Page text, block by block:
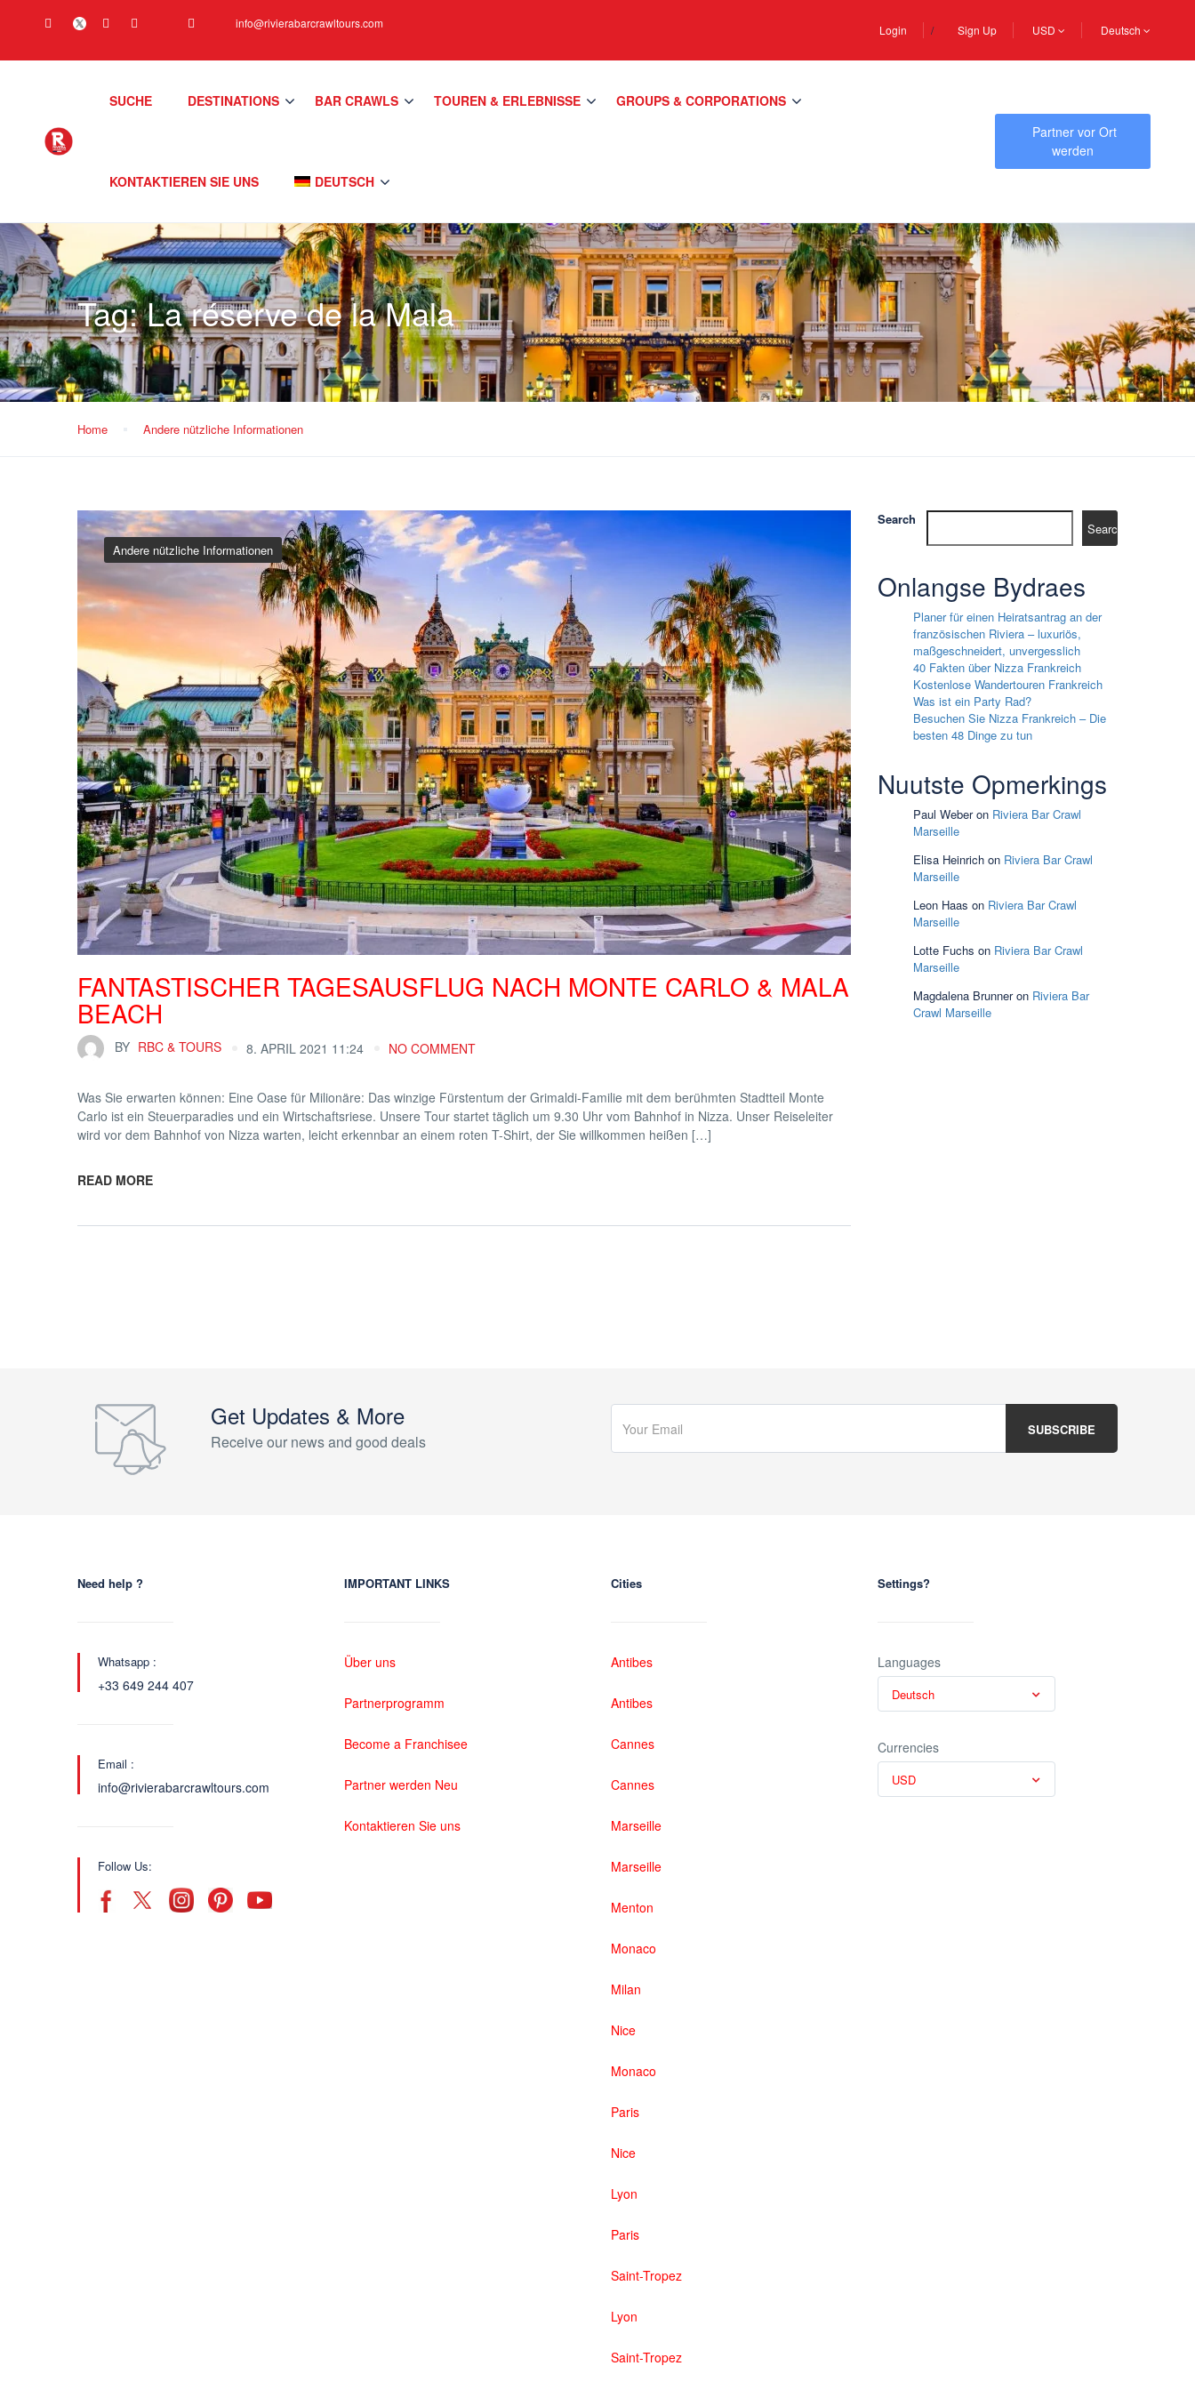
info@rivierabarcrawltours.com Login Sign Up USD Deutsch
SUCHE DESTINATIONS BAR CRAWLS TOUREN & ERLEBNISSE GROUPS & CORPORATIONS
KONTAKTIEREN SIE UNS DEUTSCH
Partner vor Ort
werden
Tag:La réserve de la Mala
Home Andere nützliche Informationen
Andere nützliche Informationen
FANTASTISCHER TAGESAUSFLUG NACH MONTE CARLO & MALA
BEACH
BY RBC & TOURS 8. APRIL 2021 11:24 NO COMMENT
Was Sie erwarten können: Eine Oase für Milionäre: Das winzige Fürstentum der Grimaldi-Familie mit dem berühmten Stadtteil Monte
Carlo ist ein Steuerparadies und ein Wirtschaftsriese. Unsere Tour startet täglich um 9.30 Uhr vom Bahnhof in Nizza. Unser Reiseleiter
wird vor dem Bahnhof von Nizza warten, leicht erkennbar an einem roten T-Shirt, der Sie willkommen heißen […]
READ MORE
Search
Search
Onlangse Bydraes
Planer für einen Heiratsantrag an der
französischen Riviera – luxuriös,
maßgeschneidert, unvergesslich
40 Fakten über Nizza Frankreich
Kostenlose Wandertouren Frankreich
Was ist ein Party Rad?
Besuchen Sie Nizza Frankreich – Die
besten 48 Dinge zu tun
Nuutste Opmerkings
Paul Weberon Riviera Bar Crawl
Marseille
Elisa Heinrich on Riviera Bar Crawl
Marseille
Leon Haas on Riviera Bar Crawl
Marseille
Lotte Fuchs on Riviera Bar Crawl
Marseille
Magdalena Brunneron Riviera Bar
Crawl Marseille
Get Updates & More
Receive our news and good deals
Need help ?
Whatsapp :
+33 649 244 407
Email :
info@rivierabarcrawltours.com
Follow Us:
IMPORTANT LINKS
Über uns
Partnerprogramm
Become a Franchisee
Partner werden Neu
Kontaktieren Sie uns
Cities
Antibes
Antibes
Cannes
Cannes
Marseille
Marseille
Menton
Monaco
Milan
Nice
Monaco
Paris
Nice
Lyon
Paris
Saint-Tropez
Lyon
Saint-Tropez
Settings?
Languages
Deutsch
Currencies
USD